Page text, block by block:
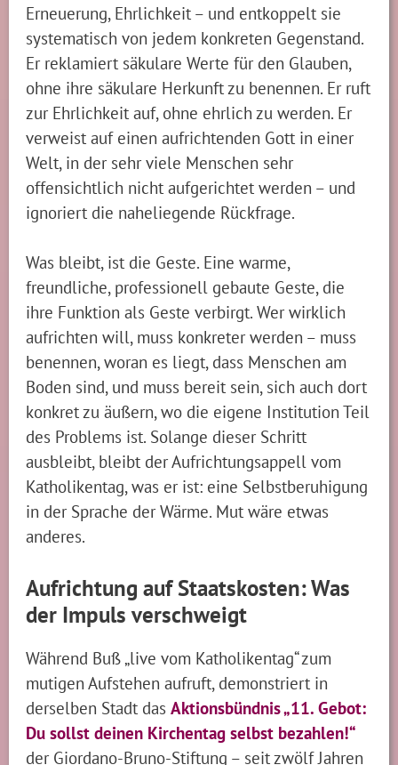
Erneuerung, Ehrlichkeit – und entkoppelt sie
systematisch von jedem konkreten Gegenstand.
Er reklamiert säkulare Werte für den Glauben,
ohne ihre säkulare Herkunft zu benennen. Er ruft
zur Ehrlichkeit auf, ohne ehrlich zu werden. Er
verweist auf einen aufrichtenden Gott in einer
Welt, in der sehr viele Menschen sehr
offensichtlich nicht aufgerichtet werden – und
ignoriert die naheliegende Rückfrage.
Was bleibt, ist die Geste. Eine warme,
freundliche, professionell gebaute Geste, die
ihre Funktion als Geste verbirgt. Wer wirklich
aufrichten will, muss konkreter werden – muss
benennen, woran es liegt, dass Menschen am
Boden sind, und muss bereit sein, sich auch dort
konkret zu äußern, wo die eigene Institution Teil
des Problems ist. Solange dieser Schritt
ausbleibt, bleibt der Aufrichtungsappell vom
Katholikentag, was er ist: eine Selbstberuhigung
in der Sprache der Wärme. Mut wäre etwas
anderes.
Aufrichtung auf Staatskosten: Was
der Impuls verschweigt
Während Buß „live vom Katholikentag“ zum
mutigen Aufstehen aufruft, demonstriert in
derselben Stadt dasAktionsbündnis „11. Gebot:
Du sollst deinen Kirchentag selbst bezahlen!“
der Giordano-Bruno-Stiftung – seit zwölf Jahren